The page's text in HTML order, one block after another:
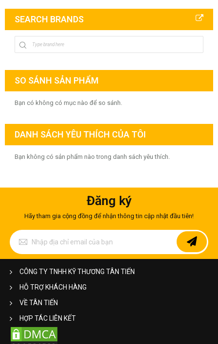
SEARCH BRANDS
SO SÁNH SẢN PHẨM
Bạn có không có mục nào để so sánh.
DANH SÁCH YÊU THÍCH CỦA TÔI
Bạn không có sản phẩm nào trong danh sách yêu thích.
Đăng ký
Hãy tham gia cộng đồng để nhận thông tin cập nhật đầu tiên!
Đăng
ký
để
nhận
tin
chúng
CÔNG TY TNHH KỸ THƯƠNG TÂN TIẾN
HỖ TRỢ KHÁCH HÀNG
VỀ TÂN TIẾN
HỢP TÁC LIÊN KẾT